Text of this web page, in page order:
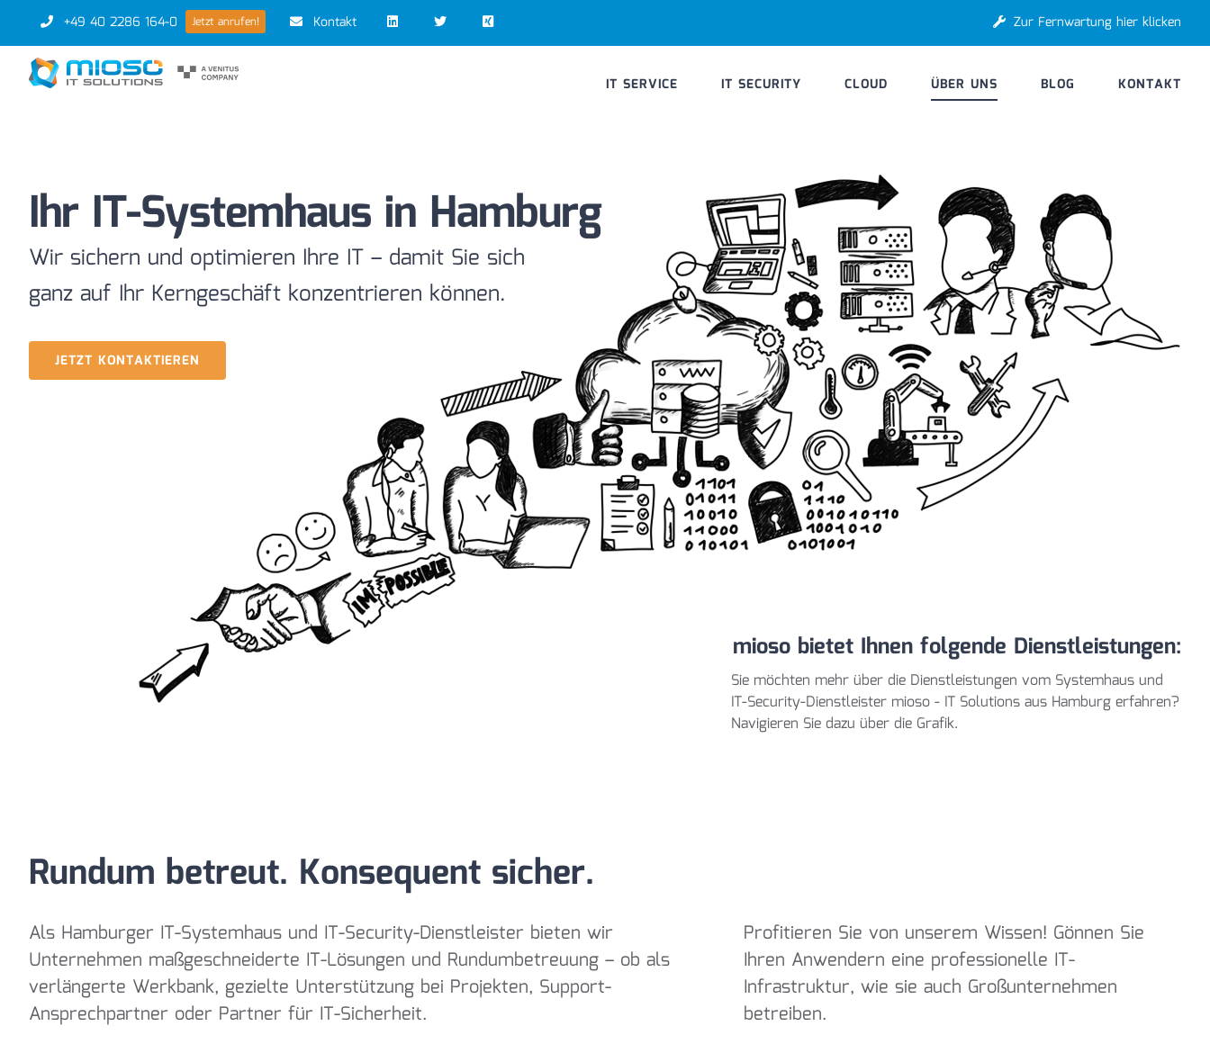
springen
+49 40 2286 164-0 Jetzt anrufen! Kontakt Zur Fernwartung hier klicken
IT SERVICE IT SECURITY CLOUD ÜBER UNS BLOG KONTAKT
Ihr IT-Systemhaus in Hamburg
Wir sichern und optimieren Ihre IT – damit Sie sich
ganz auf Ihr Kerngeschäft konzentrieren können.
JETZT KONTAKTIEREN
mioso bietet Ihnen folgende Dienstleistungen:
Sie möchten mehr über die Dienstleistungen vom Systemhaus und
IT-Security-Dienstleister mioso - IT Solutions aus Hamburg erfahren?
Navigieren Sie dazu über die Grafik.
Rundum betreut. Konsequent sicher.
Als Hamburger IT-Systemhaus und IT-Security-Dienstleister bieten wir
Unternehmen maßgeschneiderte IT-Lösungen und Rundumbetreuung – ob als
verlängerte Werkbank, gezielte Unterstützung bei Projekten, Support-
Ansprechpartner oder Partner für IT-Sicherheit.
Profitieren Sie von unserem Wissen! Gönnen Sie
Ihren Anwendern eine professionelle IT-
Infrastruktur, wie sie auch Großunternehmen
betreiben.